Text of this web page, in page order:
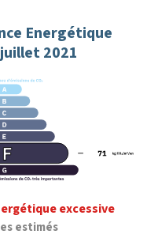
Energétique
2021
excessive
estimés